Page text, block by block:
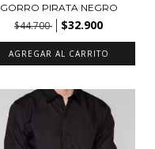
GORRO PIRATA NEGRO
$44.700 $32.900
AGREGAR AL CARRITO